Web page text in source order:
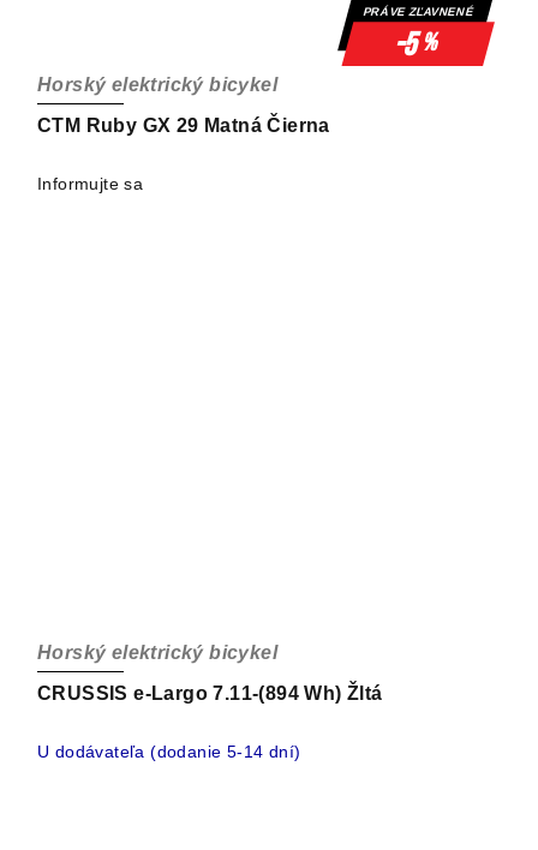
PRÁVE ZĽAVNENÉ
-5%
CTM Ruby GX 29 Matná Čierna
Horský elektrický bicykel
Informujte sa
CRUSSIS e-Largo 7.11-(894 Wh) Žltá
Horský elektrický bicykel
U dodávateľa (dodanie 5-14 dní)